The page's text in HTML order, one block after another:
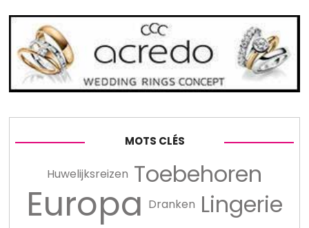
MOTS CLÉS
Huwelijksreizen Toebehoren
Europa Dranken Lingerie